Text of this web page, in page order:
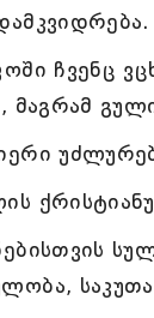
ჩვენც
მაგრამ